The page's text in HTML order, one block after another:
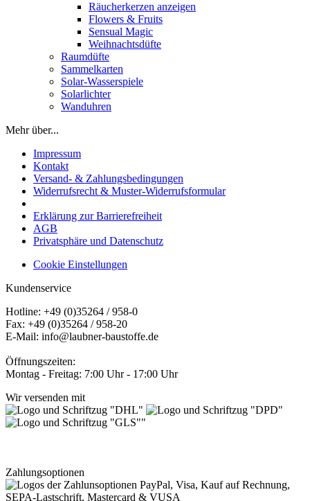
Räucherkerzen anzeigen
Flowers & Fruits
Sensual Magic
Weihnachtsdüfte
Raumdüfte
Sammelkarten
Solar-Wasserspiele
Solarlichter
Wanduhren
Mehr über...
Impressum
Kontakt
Versand- & Zahlungsbedingungen
Widerrufsrecht & Muster-Widerrufsformular
Erklärung zur Barrierefreiheit
AGB
Privatsphäre und Datenschutz
Cookie Einstellungen
Kundenservice
Hotline: +49 (0)35264 / 958-0
Fax: +49 (0)35264 / 958-20
E-Mail: info@laubner-baustoffe.de
Öffnungszeiten:
Montag - Freitag: 7:00 Uhr - 17:00 Uhr
Wir versenden mit
Zahlungsoptionen